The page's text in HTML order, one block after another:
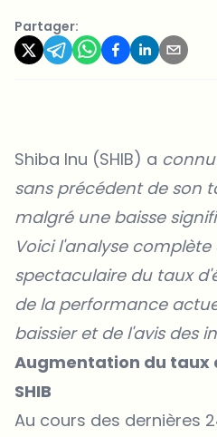
Partager:
Shiba Inu (SHIB) a
sans précédent de son
malgré une baisse
Voici l'analyse complète
spectaculaire du taux
de la performance
baissier et de l'avis des
Augmentation du taux
SHIB
Au cours des dernières